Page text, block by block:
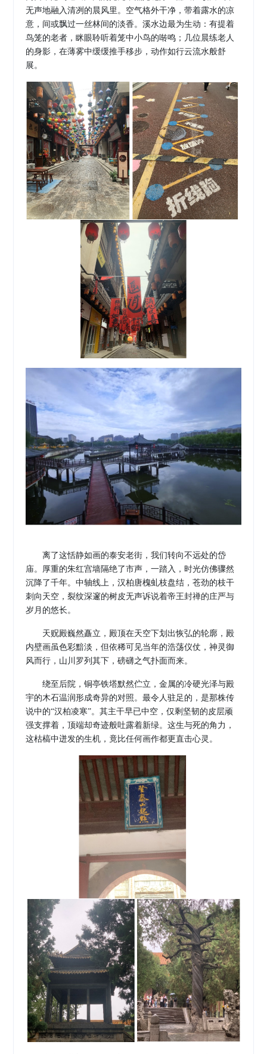
无声地融入清冽的晨风里。空气格外干净，带着露水的凉
意，间或飘过一丝林间的淡香。溪水边最为生动：有提着
鸟笼的老者，眯眼聆听着笼中小鸟的啭鸣；几位 晨练老人
的身影，在薄雾中缓缓推手移步，动作如行云流水般舒
展。
离了这恬静如画的泰安老街，我们转向不远处的岱
庙。
厚重的朱红宫墙隔绝了市声，一踏入，时光仿佛骤然
沉降了千年。中轴线上，汉柏唐槐虬枝盘结，苍劲的枝干
刺向天空 ，裂纹深邃的树皮无声诉说着帝王封禅的庄严与
岁月的悠长。
天贶殿巍然矗立，殿顶在天空下划出恢弘的轮廓，殿
内壁画虽色彩黯淡，但依稀可见当年的浩荡仪仗，神灵御
风而行，山川罗列其下，磅礴之气扑面而来。
绕至后院，铜亭铁塔默然伫立，金属的冷硬光泽与殿
宇的木石温润形成奇异的对照。最令人驻足的，是那株传
说中的“汉柏凌寒”。其主干早已中空，仅剩坚韧的皮层顽
强支撑着，顶端却奇迹般吐露着新绿。这生与死的角力，
这枯槁中迸发的生机，竟比任何画作都更直击心灵。